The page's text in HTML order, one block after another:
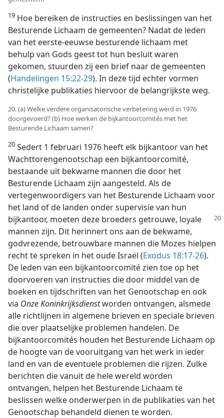
19 Hoe bereiken de instructies en beslissingen van het
Besturende Lichaam de gemeenten? Nadat de leden
van het eerste-eeuwse besturende lichaam met
behulp van Gods geest tot hun besluit waren
gekomen, stuurden zij een brief naar de gemeenten
(Handelingen 15:22-29). In deze tijd echter vormen
christelijke publikaties hiervoor de belangrijkste weg.
20. (a) Welke verdere organisatorische verbetering werd in 1976
doorgevoerd? (b) Hoe werken de bijkantoorcomités met het
Besturende Lichaam samen?
20 Sedert 1 februari 1976 heeft elk bijkantoor van het
Wachttorengenootschap een bijkantoorcomité,
bestaande uit bekwame mannen die door het
Besturende Lichaam zijn aangesteld. Als de
vertegenwoordigers van het Besturende Lichaam voor
het land of de landen onder supervisie van hun
bijkantoor, moeten deze broeders getrouwe, loyale
mannen zijn. Dit herinnert ons aan de bekwame,
godvrezende, betrouwbare mannen die Mozes hielpen
recht te spreken in het oude Israël (Exodus 18:17-26).
De leden van een bijkantoorcomité zien toe op het
doorvoeren van instructies die door middel van de
boeken en tijdschriften van het Genootschap en ook
via Onze Koninkrijksdienstworden ontvangen, alsmede
alle richtlijnen in algemene brieven en speciale brieven
die over plaatselijke problemen handelen. De
bijkantoorcomités houden het Besturende Lichaam op
de hoogte van de vooruitgang van het werk in ieder
land en van de eventuele problemen die rijzen. Zulke
berichten die vanuit de hele wereld worden
ontvangen, helpen het Besturende Lichaam te
beslissen welke onderwerpen in de publikaties van het
Genootschap behandeld dienen te worden.